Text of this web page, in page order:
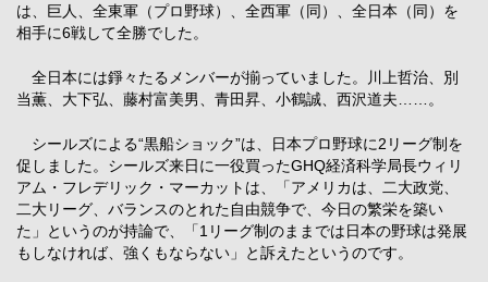
は、巨人、全東軍（プロ野球）、全西軍（同）、全日本（同）を
相手に6戦して全勝でした。
全日本には錚々たるメンバーが揃っていました。川上哲治、別
当薫、大下弘、藤村富美男、青田昇、小鶴誠、西沢道夫……。
シールズによる“黒船ショック”は、日本プロ野球に2リーグ制を
促しました。シールズ来日に一役買ったGHQ経済科学局長ウィリ
アム・フレデリック・マーカットは、「アメリカは、二大政党、
二大リーグ、バランスのとれた自由競争で、今日の繁栄を築い
た」というのが持論で、「1リーグ制のままでは日本の野球は発展
もしなければ、強くもならない」と訴えたというのです。